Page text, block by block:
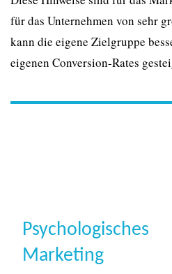
für das Unternehmen von sehr
kann die eigene Zielgruppe
eigenen Conversion-Rates
Psychologisches
Marketing